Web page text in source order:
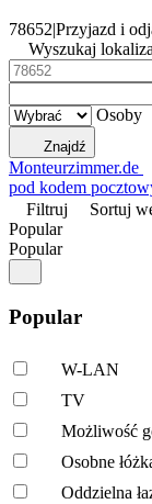
78652|Przyjazd i
Wyszukaj
Osoby
Znajdź
Monteurzimmer.de
pod kodem
Filtruj
Sortuj
Popular
Popular
Popular
W-LAN
TV
Możliwość
Osobne
Oddzielna